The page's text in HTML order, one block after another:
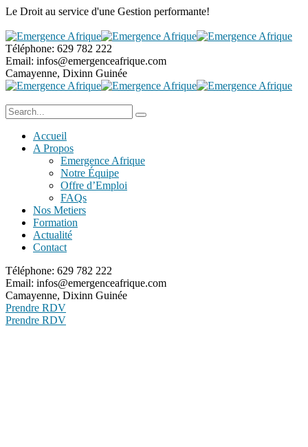
Le Droit au service d'une Gestion performante!
Téléphone: 629 782 222
Email: infos@emergenceafrique.com
Camayenne, Dixinn Guinée
Accueil
A Propos
Emergence Afrique
Notre Équipe
Offre d’Emploi
FAQs
Nos Metiers
Formation
Actualité
Contact
Téléphone: 629 782 222
Email: infos@emergenceafrique.com
Camayenne, Dixinn Guinée
Prendre RDV
Prendre RDV